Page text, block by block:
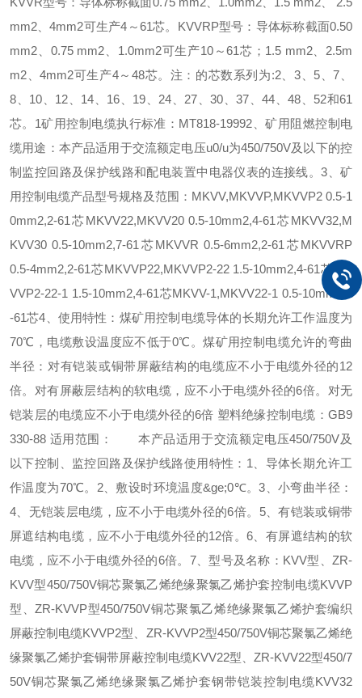
mm2、4mm2可生产4～61芯。KVVRP型号：导体标称截面0.50
mm2、0.75 mm2、1.0mm2可生产10～61芯；1.5 mm2、2.5m
m2、4mm2可生产4～48芯。注：的芯数系列为:2、3、5、7、
8、10、12、14、16、19、24、27、30、37、44、48、52和61
芯。1矿用控制电缆执行标准：MT818-19992、矿用阻燃控制电
缆用途：本产品适用于交流额定电压u0/u为450/750V及以下的控
制监控回路及保护线路和配电装置中电器仪表的连接线。3、矿
用控制电缆产品型号规格及范围：MKVV,MKVVP,MKVVP2 0.5-1
0mm2,2-61芯MKVV22,MKVV20 0.5-10mm2,4-61芯MKVV32,M
KVV30 0.5-10mm2,7-61芯MKVVR 0.5-6mm2,2-61芯MKVVRP
0.5-4mm2,2-61芯MKVVP22,MKVVP2-22 1.5-10mm2,4-61芯MK
VVP2-22-1 1.5-10mm2,4-61芯MKVV-1,MKVV22-1 0.5-10mm2,2
-61芯4、使用特性：煤矿用控制电缆导体的长期允许工作温度为
70℃，电缆敷设温度应不低于0℃。煤矿用控制电缆允许的弯曲
半径：对有铠装或铜带屏蔽结构的电缆应不小于电缆外径的12
倍。对有屏蔽层结构的软电缆，应不小于电缆外径的6倍。对无
铠装层的电缆应不小于电缆外径的6倍 塑料绝缘控制电缆：GB9
330-88 适用范围： 本产品适用于交流额定电压450/750V及
以下控制、监控回路及保护线路使用特性：1、导体长期允许工
作温度为70℃。2、敷设时环境温度&ge;0℃。3、小弯曲半径：
4、无铠装层电缆，应不小于电缆外径的6倍。5、有铠装或铜带
屏遮结构电缆，应不小于电缆外径的12倍。6、有屏遮结构的软
电缆，应不小于电缆外径的6倍。7、型号及名称：KVV型、ZR-
KVV型450/750V铜芯聚氯乙烯绝缘聚氯乙烯护套控制电缆KVVP
型、ZR-KVVP型450/750V铜芯聚氯乙烯绝缘聚氯乙烯护套编织
屏蔽控制电缆KVVP2型、ZR-KVVP2型450/750V铜芯聚氯乙烯绝
缘聚氯乙烯护套铜带屏蔽控制电缆KVV22型、ZR-KVV22型450/7
50V铜芯聚氯乙烯绝缘聚氯乙烯护套钢带铠装控制电缆KVV32